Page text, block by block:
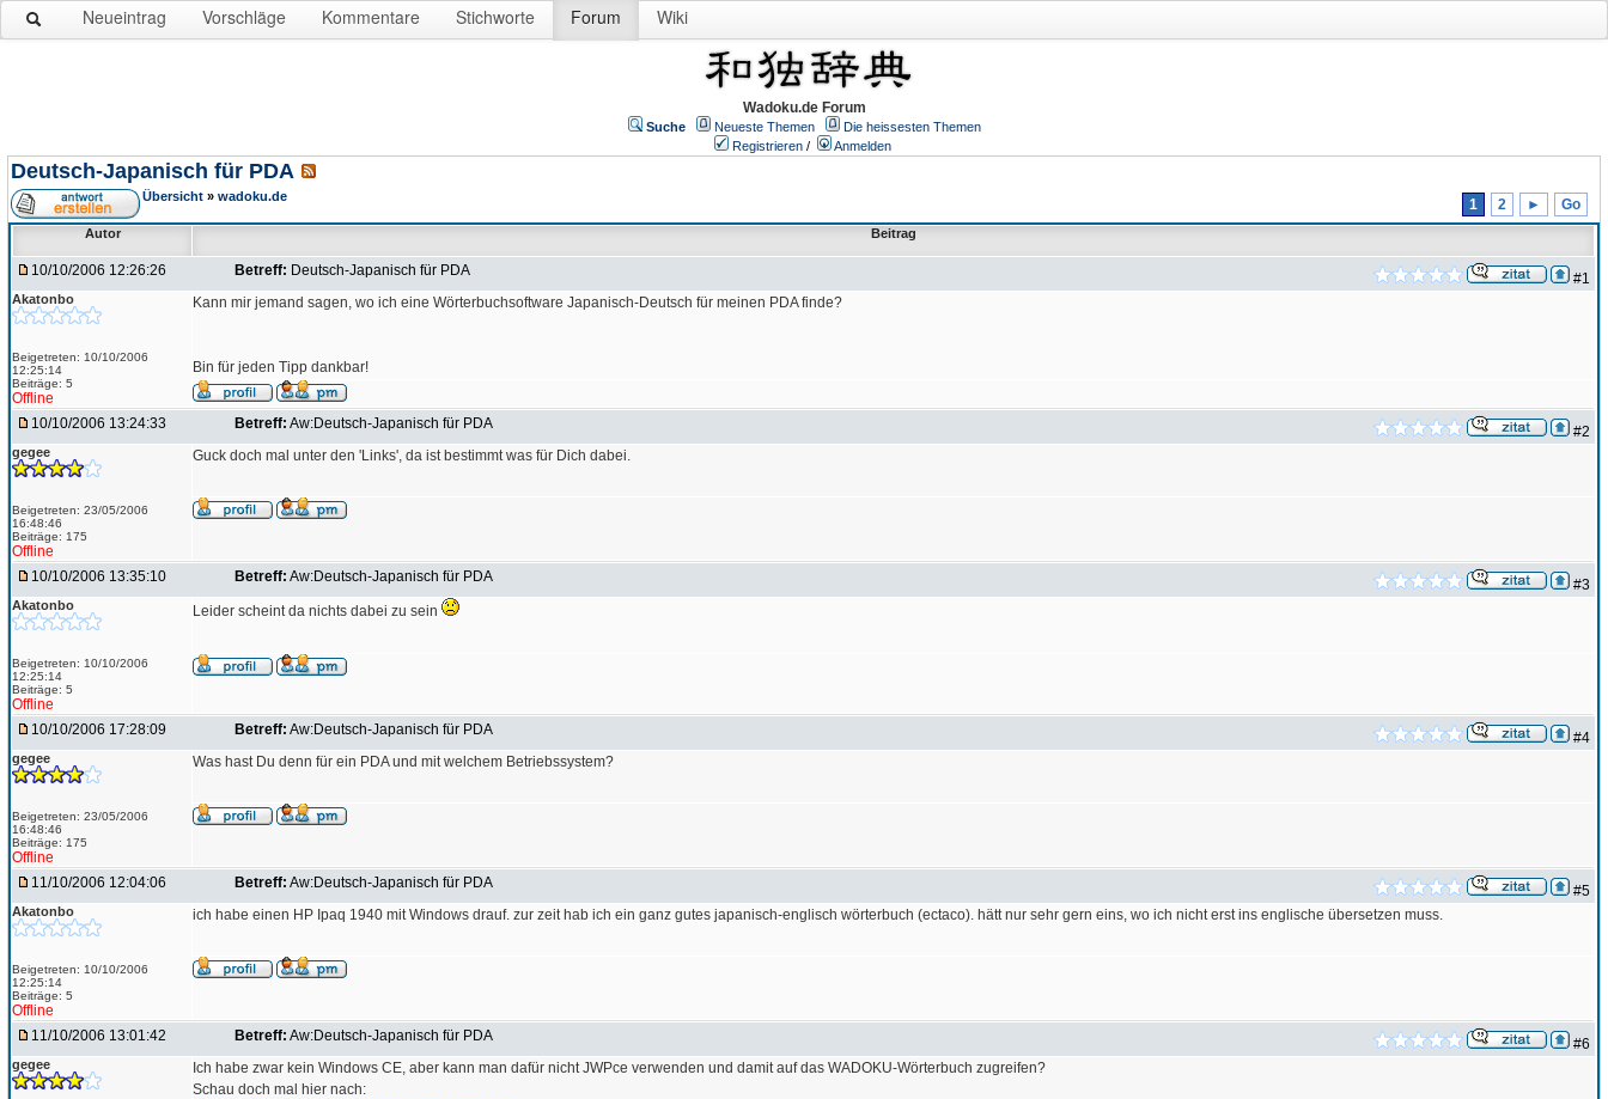
Neueintrag Vorschläge Kommentare Stichworte Forum Wiki
Wadoku.de Forum
Suche Neueste Themen
Die heissesten Themen
Registrieren / Anmelden
Deutsch-Japanisch für PDA
Übersicht » wadoku.de 1 2 ► Go
Autor Beitrag
10/10/2006 12:26:26 Betreff: Deutsch-Japanisch für PDA #1
Akatonbo
Beigetreten: 10/10/2006
12:25:14
Beiträge: 5
Offline
Kann mir jemand sagen, wo ich eine Wörterbuchsoftware Japanisch-Deutsch für meinen PDA finde?
Bin für jeden Tipp dankbar!
10/10/2006 13:24:33 Betreff: Aw:Deutsch-Japanisch für PDA #2
gegee
Beigetreten: 23/05/2006
16:48:46
Beiträge: 175
Offline
Guck doch mal unter den 'Links', da ist bestimmt was für Dich dabei.
10/10/2006 13:35:10 Betreff: Aw:Deutsch-Japanisch für PDA #3
Akatonbo
Beigetreten: 10/10/2006
12:25:14
Beiträge: 5
Offline
Leider scheint da nichts dabei zu sein
10/10/2006 17:28:09 Betreff: Aw:Deutsch-Japanisch für PDA #4
gegee
Beigetreten: 23/05/2006
16:48:46
Beiträge: 175
Offline
Was hast Du denn für ein PDA und mit welchem Betriebssystem?
11/10/2006 12:04:06 Betreff: Aw:Deutsch-Japanisch für PDA #5
Akatonbo
Beigetreten: 10/10/2006
12:25:14
Beiträge: 5
Offline
ich habe einen HP Ipaq 1940 mit Windows drauf. zur zeit hab ich ein ganz gutes japanisch-englisch wörterbuch (ectaco). hätt nur sehr gern eins, wo ich nicht erst ins englische übersetzen muss.
11/10/2006 13:01:42 Betreff: Aw:Deutsch-Japanisch für PDA #6
gegee
Ich habe zwar kein Windows CE, aber kann man dafür nicht JWPce verwenden und damit auf das WADOKU-Wörterbuch zugreifen?
Schau doch mal hier nach: